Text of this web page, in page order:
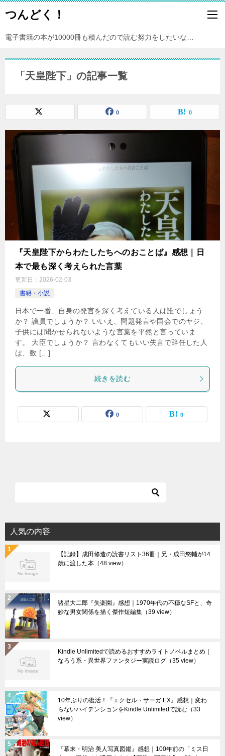
つんどく！
電子書籍の本が10000冊も積んだので読む努力をしたいな…
「天皇陛下」の記事一覧
0 0
『天皇陛下からわたしたちへのおことば』感想｜日
本で最も深く考えられた言葉
更新日： 2026-02-03
書籍・小説
日本で一番、自身の発言を深く考えている人は誰でしょう
か？ 議員でしょうか？ いいえ、問題発言や国会でのヤジ、
子供には聞かせられないような言葉を平然と言っていま
す。 大臣でしょうか？ 言わなくてもいい失言で辞任した人
は、数 […]
続きを読む
0 0
人気の内容
【記録】成田修造の読書リスト36冊｜兄・成田悠輔が14
歳に渡した本 （48 view）
諸星大二郎『失楽園』感想｜1970年代の不穏なSFと、奇
妙な男女関係を描く傑作短編集 （39 view）
Kindle Unlimitedで読めるおすすめライトノベルまとめ｜
なろう系・異世界ファンタジー実読ログ （35 view）
10年ぶりの復活！『エクセル・サーガ EX』感想｜変わ
らないハイテンションをKindle Unlimitedで読む （33
view）
『幕末・明治 美人写真図鑑』感想｜100年前の「ミス日